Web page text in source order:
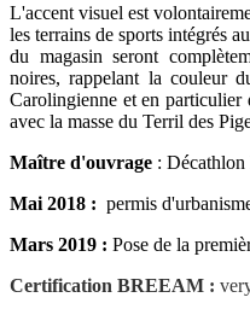
L'accent visuel est
les terrains de sports intégrés
du magasin seront
noires, rappelant la couleur
Carolingienne et en particulier
avec la masse du Terril des
Maître d'ouvrage :
Mai 2018 : permis
Mars 2019 : Pose de la
Certification BREEAM :